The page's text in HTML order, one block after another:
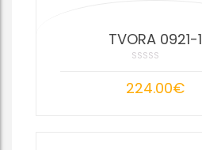
TVORA 0921-1
224.00€